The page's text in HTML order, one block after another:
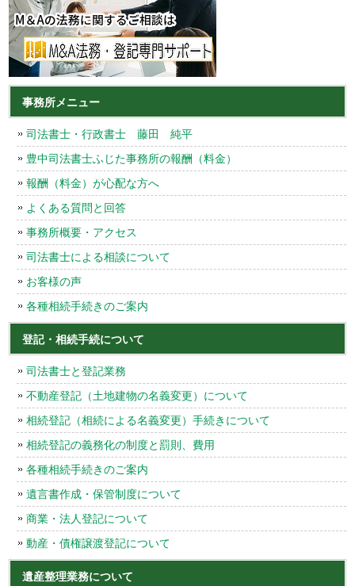
事務所メニュー
司法書士・行政書士 藤田 純平
豊中司法書士ふじた事務所の報酬（料金）
報酬（料金）が心配な方へ
よくある質問と回答
事務所概要・アクセス
司法書士による相談について
お客様の声
各種相続手続きのご案内
登記・相続手続について
司法書士と登記業務
不動産登記（土地建物の名義変更）について
相続登記（相続による名義変更）手続きについて
相続登記の義務化の制度と罰則、費用
各種相続手続きのご案内
遺言書作成・保管制度について
商業・法人登記について
動産・債権譲渡登記について
遺産整理業務について